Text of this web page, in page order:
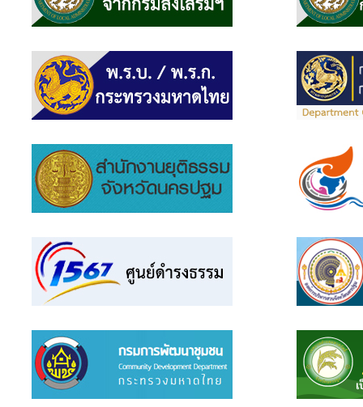
แบบสอบถาม
ความพึง
พอใจ
ติดต่อ